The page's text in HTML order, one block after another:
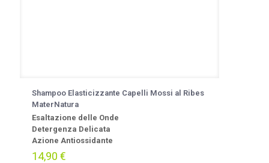
Shampoo Elasticizzante Capelli Mossi al Ribes
MaterNatura
Esaltazione delle Onde
Detergenza Delicata
Azione Antiossidante
14,90 €